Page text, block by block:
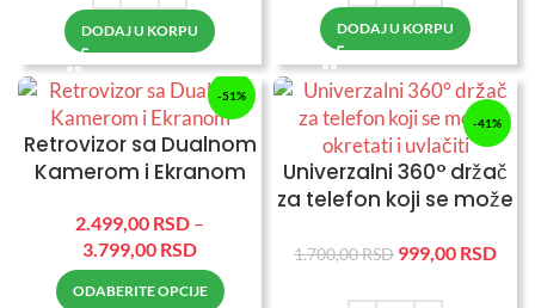
DODAJ U KORPU DODAJ U KORPU
-51%
Retrovizor sa Dualnom
Kamerom i Ekranom
2.499,00 RSD –
3.799,00 RSD
ODABERITE OPCIJE
-41%
Univerzalni 360° držač
za telefon koji se može
1.700,00RSD 999,00 RSD